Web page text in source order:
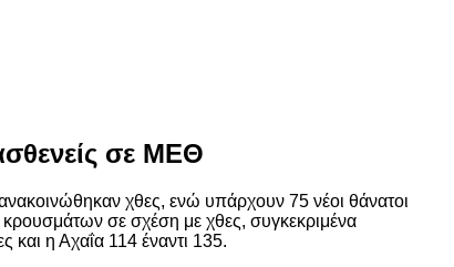
σε ΜΕΘ
χθες, ενώ υπάρχουν 75 νέοι θάνατοι
σε σχέση με χθες, συγκεκριμένα
και η Αχαΐα 114 έναντι 135.